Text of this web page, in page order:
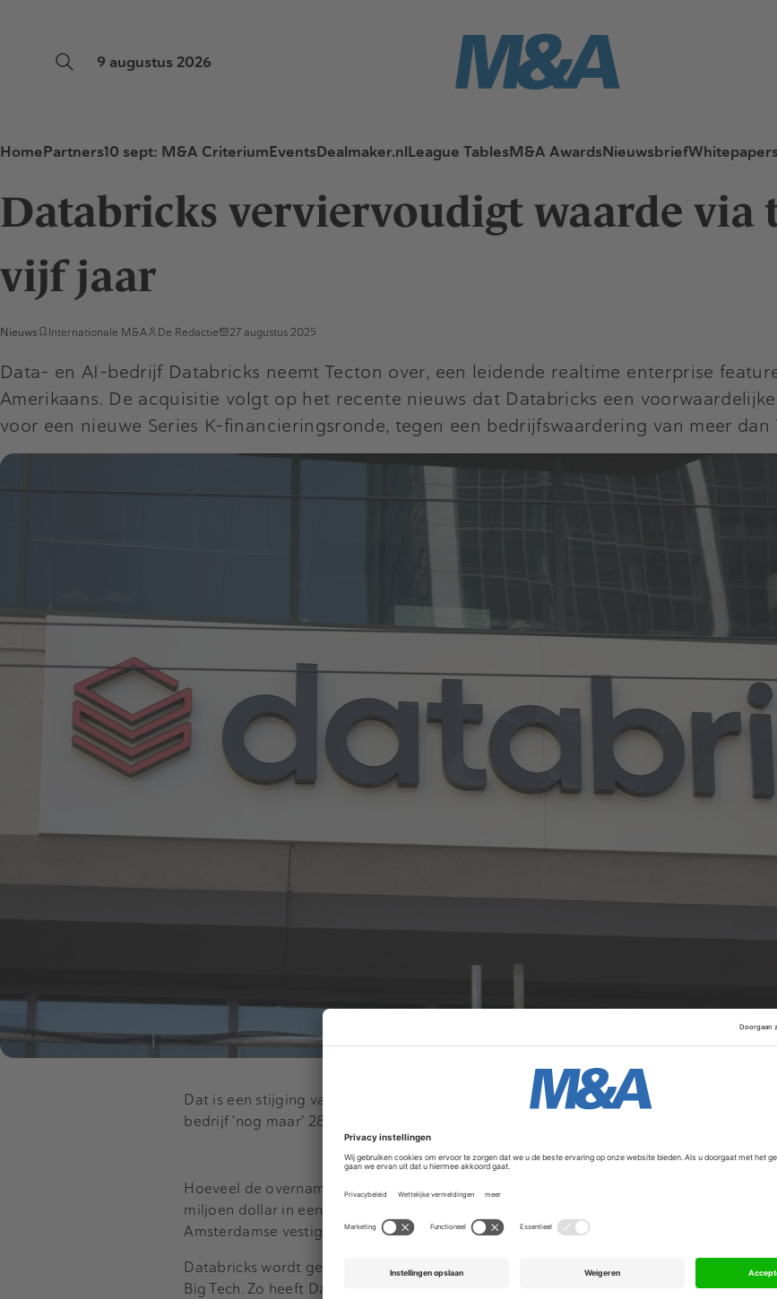
9 augustus 2026
HomePartners10 sept: M&A CriteriumEventsDealmaker.nlLeague TablesM&A AwardsNieuwsbrief
Databricks verviervoudigt waarde via
vijf jaar
Nieuws Internationale M&A De Redactie 27 augustus 2025
Data- en AI-bedrijf Databricks neemt Tecton over, een leidende realtime enterprise
Amerikaans. De acquisitie volgt op het recente nieuws dat Databricks een
voor een nieuwe Series K-financieringsronde, tegen een bedrijfswaardering van meer
Dat is een stijging van meer dan zestig procent vergeleken met acht maanden
bedrijf 'nog maar' 28 miljard dollar waard.
Advertentie
Hoeveel de overname gaat kosten is onbekend, maar Tecton werd voor het laatst
miljoen dollar in een financieringsronde in 2022. Databricks is ook actief in Nederland.
Amsterdamse vestiging geldt als de grootste R&D-locatie in Europa van het bedrijf.
Databricks wordt genoemd als een van de
bedrijven die profiteert
van het gebrek aan
Big Tech. Zo heeft Databricks sinds 2022 elf bedrijven overgenomen. Tecton is deal